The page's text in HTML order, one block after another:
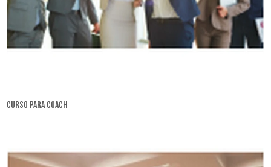
curso para coach